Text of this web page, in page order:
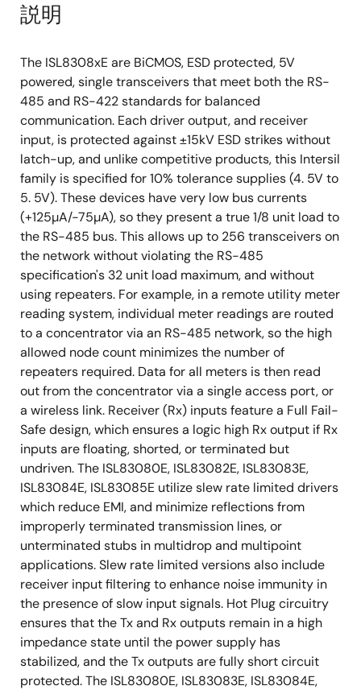
説明
The ISL8308xE are BiCMOS, ESD protected, 5V
powered, single transceivers that meet both the RS-
485 and RS-422 standards for balanced
communication. Each driver output, and receiver
input, is protected against ±15kV ESD strikes without
latch-up, and unlike competitive products, this Intersil
family is specified for 10% tolerance supplies (4. 5V to
5. 5V). These devices have very low bus currents
(+125µA/-75µA), so they present a true 1/8 unit load to
the RS-485 bus. This allows up to 256 transceivers on
the network without violating the RS-485
specification's 32 unit load maximum, and without
using repeaters. For example, in a remote utility meter
reading system, individual meter readings are routed
to a concentrator via an RS-485 network, so the high
allowed node count minimizes the number of
repeaters required. Data for all meters is then read
out from the concentrator via a single access port, or
a wireless link. Receiver (Rx) inputs feature a Full Fail-
Safe design, which ensures a logic high Rx output if Rx
inputs are floating, shorted, or terminated but
undriven. The ISL83080E, ISL83082E, ISL83083E,
ISL83084E, ISL83085E utilize slew rate limited drivers
which reduce EMI, and minimize reflections from
improperly terminated transmission lines, or
unterminated stubs in multidrop and multipoint
applications. Slew rate limited versions also include
receiver input filtering to enhance noise immunity in
the presence of slow input signals. Hot Plug circuitry
ensures that the Tx and Rx outputs remain in a high
impedance state until the power supply has
stabilized, and the Tx outputs are fully short circuit
protected. The ISL83080E, ISL83083E, ISL83084E,